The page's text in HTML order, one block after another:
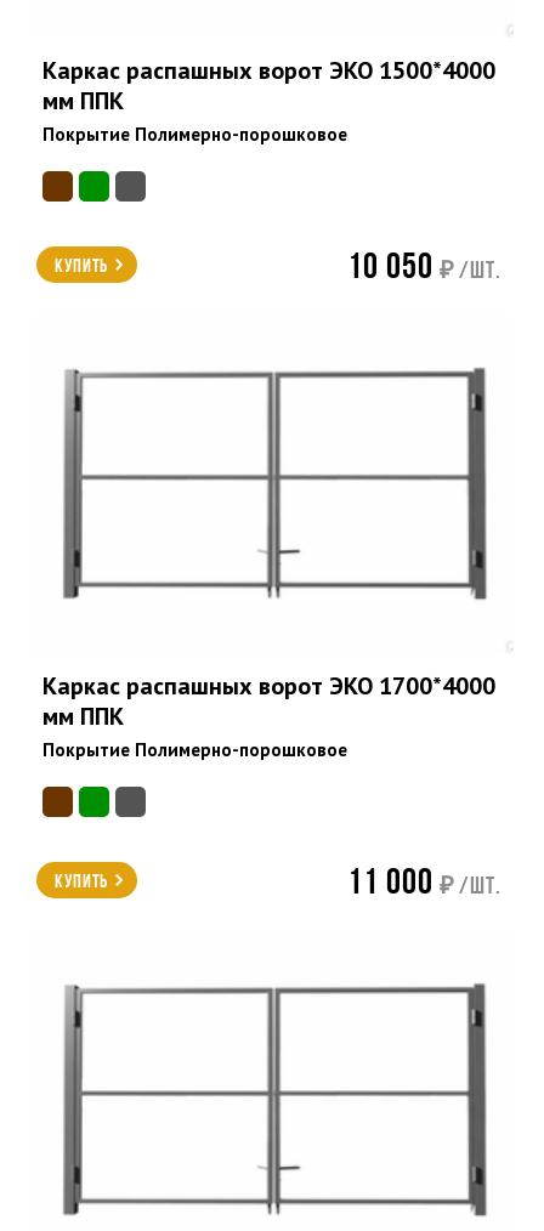
Каркас распашных ворот ЭКО 1500*4000
мм ППК
Покрытие Полимерно-порошковое
Купить 10 050 ₽ /шт.
Каркас распашных ворот ЭКО 1700*4000
мм ППК
Покрытие Полимерно-порошковое
Купить 11 000 ₽ /шт.